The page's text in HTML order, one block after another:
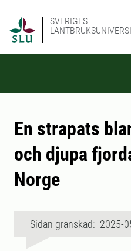
SVERIGES
En strapats
och djupa
Norge
Sidan granskad: 2025-